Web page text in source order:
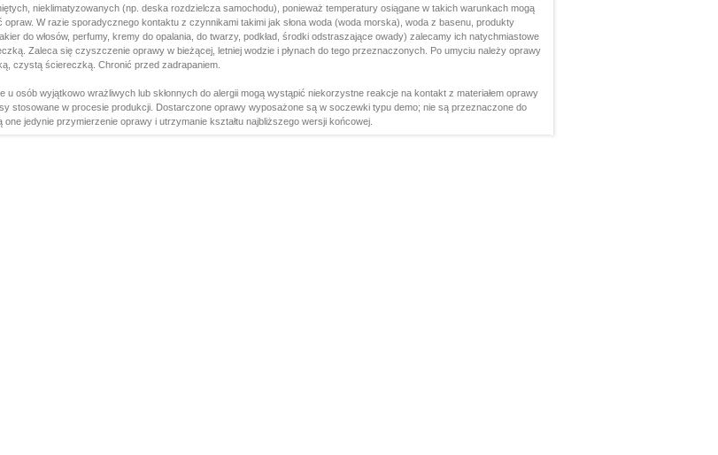
nieklimatyzowanych (np. deska rozdzielcza samochodu), ponieważ temperatury osiągane w takich warunkach mogą
W razie sporadycznego kontaktu z czynnikami takimi jak słona woda (woda morska), woda z basenu, produkty
do włosów, perfumy, kremy do opalania, do twarzy, podkład, środki odstraszające owady) zalecamy ich natychmiastowe
Zaleca się czyszczenie oprawy w bieżącej, letniej wodzie i płynach do tego przeznaczonych. Po umyciu należy oprawy
czystą ściereczką. Chronić przed zadrapaniem.
u osób wyjątkowo wrażliwych lub skłonnych do alergii mogą wystąpić niekorzystne reakcje na kontakt z materiałem oprawy
stosowane w procesie produkcji. Dostarczone oprawy wyposażone są w soczewki typu demo; nie są przeznaczone do
one jedynie przymierzenie oprawy i utrzymanie kształtu najbliższego wersji końcowej.